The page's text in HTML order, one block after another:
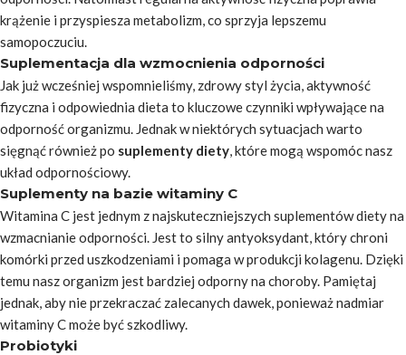
krążenie i przyspiesza metabolizm, co sprzyja lepszemu
samopoczuciu.
Suplementacja dla wzmocnienia odporności
Jak już wcześniej wspomnieliśmy, zdrowy styl życia, aktywność
fizyczna i odpowiednia dieta to kluczowe czynniki wpływające na
odporność organizmu. Jednak w niektórych sytuacjach warto
sięgnąć również po suplementy diety, które mogą wspomóc nasz
układ odpornościowy.
Suplementy na bazie witaminy C
Witamina C jest jednym z najskuteczniejszych suplementów diety na
wzmacnianie odporności. Jest to silny antyoksydant, który chroni
komórki przed uszkodzeniami i pomaga w produkcji kolagenu. Dzięki
temu nasz organizm jest bardziej odporny na choroby. Pamiętaj
jednak, aby nie przekraczać zalecanych dawek, ponieważ nadmiar
witaminy C może być szkodliwy.
Probiotyki